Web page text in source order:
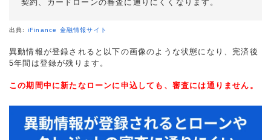
契約、カードローンの審査に通りにくくなります。
出典: iFinance 金融情報サイト
異動情報が登録されると以下の画像のような状態になり、完済後
5年間は登録が残ります。
この期間中に新たなローンに申込しても、審査には通りません。